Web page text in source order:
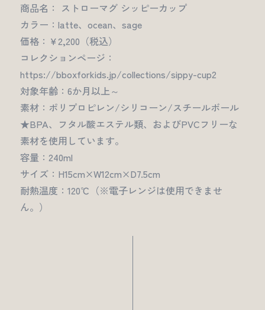
商品名： ストローマグ シッピーカップ
カラー：latte、ocean、sage
価格：￥2,200（税込）
コレクションページ：
https://bboxforkids.jp/collections/sippy-cup2
対象年齢：6か月以上～
素材：ポリプロピレン/シリコーン/スチールボール
★BPA、フタル酸エステル類、およびPVCフリーな
素材を使用しています。
容量：240ml
サイズ：H15cm×W12cm×D7.5cm
耐熱温度：120℃（※電子レンジは使用できませ
ん。）